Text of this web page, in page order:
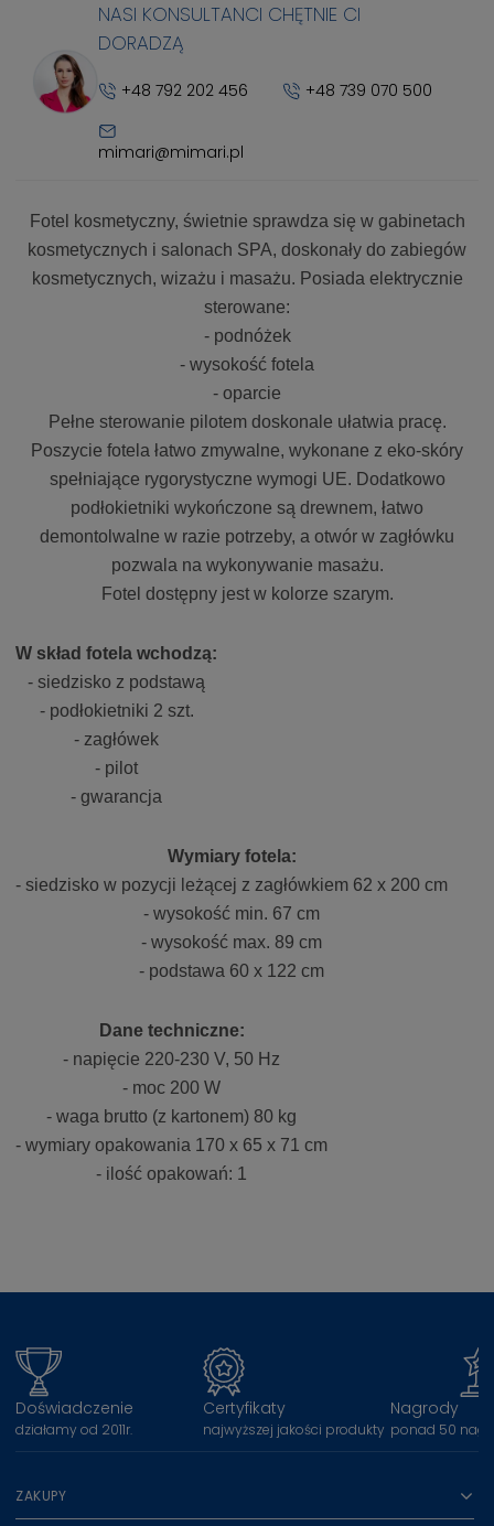
NASI KONSULTANCI CHĘTNIE CI
DORADZĄ
+48 792 202 456 +48 739 070 500
mimari@mimari.pl
Fotel kosmetyczny, świetnie sprawdza się w gabinetach
kosmetycznych i salonach SPA, doskonały do zabiegów
kosmetycznych, wizażu i masażu. Posiada elektrycznie
sterowane:
- podnóżek
- wysokość fotela
- oparcie
Pełne sterowanie pilotem doskonale ułatwia pracę.
Poszycie fotela łatwo zmywalne, wykonane z eko-skóry
spełniające rygorystyczne wymogi UE. Dodatkowo
podłokietniki wykończone są drewnem, łatwo
demontolwalne w razie potrzeby, a otwór w zagłówku
pozwala na wykonywanie masażu.
Fotel dostępny jest w kolorze szarym.
W skład fotela wchodzą:
- siedzisko z podstawą
- podłokietniki 2 szt.
- zagłówek
- pilot
- gwarancja
Wymiary fotela:
- siedzisko w pozycji leżącej z zagłówkiem 62 x 200 cm
- wysokość min. 67 cm
- wysokość max. 89 cm
- podstawa 60 x 122 cm
Dane techniczne:
- napięcie 220-230 V, 50 Hz
- moc 200 W
- waga brutto (z kartonem) 80 kg
- wymiary opakowania 170 x 65 x 71 cm
- ilość opakowań: 1
Doświadczenie
działamy od 2011r.
Certyfikaty
najwyższej jakości produkty
Nagrody
ponad 50
ZAKUPY